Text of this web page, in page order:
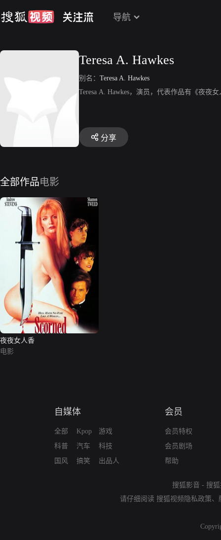
导航
Teresa A. Hawkes
别名： Teresa A. Hawkes
Teresa A. Hawkes，演员，代表作品有《夜夜
分享
全部作品电影
夜夜女人香
电影
自媒体
全部
科普
国风
Kpop
汽车
搞笑
游戏
科技
出品人
会员
会员特权
会员剧场
帮助
搜狐影音 - 搜
请仔细阅读 搜狐视频隐私政策、